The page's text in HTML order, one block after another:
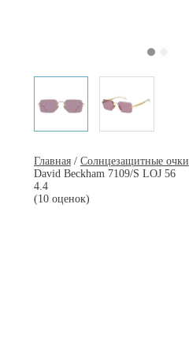
Главная/ Солнцезащитные очки
David Beckham 7109/S LOJ 56
4.4
(10 оценок)